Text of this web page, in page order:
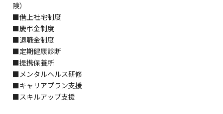
険）
■借上社宅制度
■慶弔金制度
■退職金制度
■定期健康診断
■提携保養所
■メンタルヘルス研修
■キャリアプラン支援
■スキルアップ支援